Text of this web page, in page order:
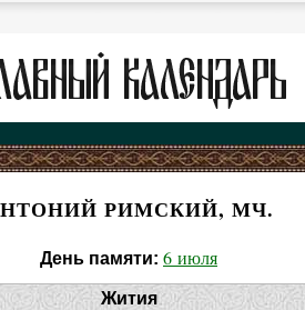
РИМСКИЙ, МЧ.
День памяти: 6 июля
Жития